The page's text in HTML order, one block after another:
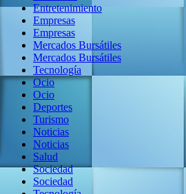
Entretenimiento
Empresas
Empresas
Mercados Bursátiles
Mercados Bursátiles
Tecnología
Ocio
Ocio
Deportes
Turismo
Noticias
Noticias
Salud
Sociedad
Sociedad